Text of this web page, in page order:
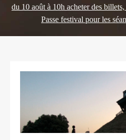
du 10 août à 10h acheter des
Passe festival pour les